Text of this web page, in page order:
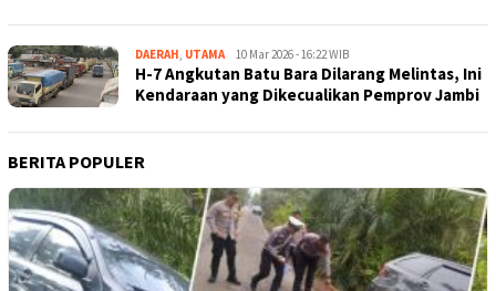
DAERAH, UTAMAKejar
Kabar
10 Mar 2026 - 16:22 WIB
H-7 Angkutan Batu Bara Dilarang Melintas, Ini
Kendaraan yang Dikecualikan Pemprov Jambi
BERITA POPULER